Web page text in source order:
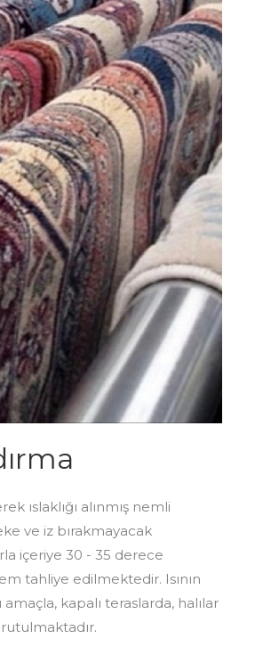
ıslaklığı alınmış nemli
ve iz bırakmayacak
içeriye 30 - 35 derece
tahliye edilmektedir. Isının
kapalı teraslarda, halılar